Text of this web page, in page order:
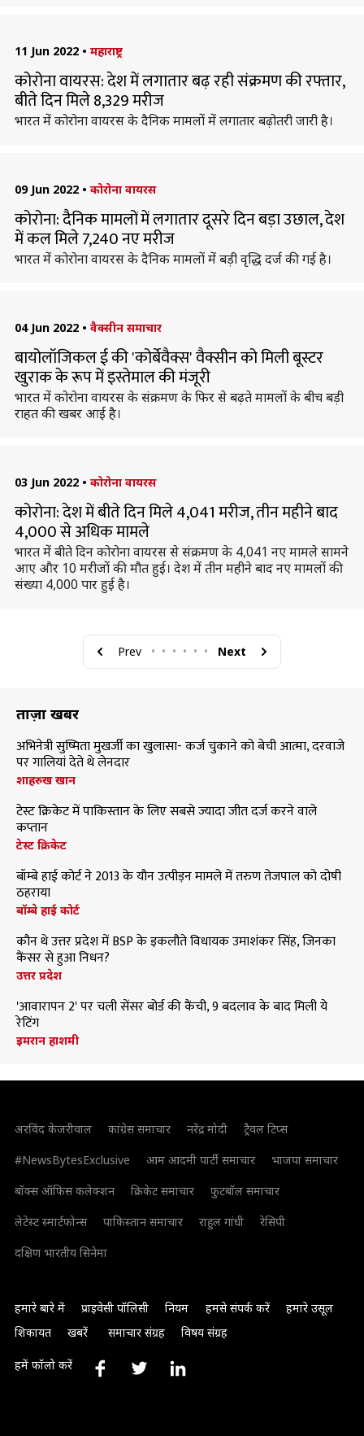
11 Jun 2022 • महाराष्ट्र
कोरोना वायरस: देश में लगातार बढ़ रही संक्रमण की रफ्तार,
बीते दिन मिले 8,329 मरीज
भारत में कोरोना वायरस के दैनिक मामलों में लगातार बढ़ोतरी जारी है।
09 Jun 2022 • कोरोना वायरस
कोरोना: दैनिक मामलों में लगातार दूसरे दिन बड़ा उछाल, देश
में कल मिले 7,240 नए मरीज
भारत में कोरोना वायरस के दैनिक मामलों में बड़ी वृद्धि दर्ज की गई है।
04 Jun 2022 • वैक्सीन समाचार
बायोलॉजिकल ई की 'कोर्बेवैक्स' वैक्सीन को मिली बूस्टर
खुराक के रूप में इस्तेमाल की मंजूरी
भारत में कोरोना वायरस के संक्रमण के फिर से बढ़ते मामलों के बीच बड़ी
राहत की खबर आई है।
03 Jun 2022 • कोरोना वायरस
कोरोना: देश में बीते दिन मिले 4,041 मरीज, तीन महीने बाद
4,000 से अधिक मामले
भारत में बीते दिन कोरोना वायरस से संक्रमण के 4,041 नए मामले सामने
आए और 10 मरीजों की मौत हुई। देश में तीन महीने बाद नए मामलों की
संख्या 4,000 पार हुई है।
Prev • • • • • • Next
ताज़ा खबरें
अभिनेत्री सुष्मिता मुखर्जी का खुलासा- कर्ज चुकाने को बेची आत्मा, दरवाजे
पर गालियां देते थे लेनदार
शाहरुख खान
टेस्ट क्रिकेट में पाकिस्तान के लिए सबसे ज्यादा जीत दर्ज करने वाले
कप्तान
टेस्ट क्रिकेट
बॉम्बे हाई कोर्ट ने 2013 के यौन उत्पीड़न मामले में तरुण तेजपाल को दोषी
ठहराया
बॉम्बे हाई कोर्ट
कौन थे उत्तर प्रदेश में BSP के इकलौते विधायक उमाशंकर सिंह, जिनका
कैंसर से हुआ निधन?
उत्तर प्रदेश
'आवारापन 2' पर चली सेंसर बोर्ड की कैंची, 9 बदलाव के बाद मिली ये
रेटिंग
इमरान हाशमी
अरविंद केजरीवाल कांग्रेस समाचार नरेंद्र मोदी
ट्रैवल टिप्स
#NewsBytesExclusive
आम आदमी पार्टी समाचार
भाजपा समाचार
बॉक्स ऑफिस कलेक्शन
क्रिकेट समाचार
फुटबॉल समाचार
लेटेस्ट स्मार्टफोन्स
पाकिस्तान समाचार राहुल गांधी
रेसिपी
दक्षिण भारतीय सिनेमा
हमारे बारे में प्राइवेसी पॉलिसी नियम हमसे संपर्क करें
हमारे उसूल
शिकायत
खबरें समाचार संग्रह विषय संग्रह
हमें फॉलो करें